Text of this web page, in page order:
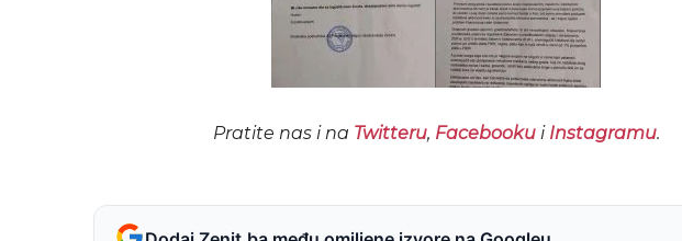
Pratite nas i na Twitteru, Facebookui Instagramu.